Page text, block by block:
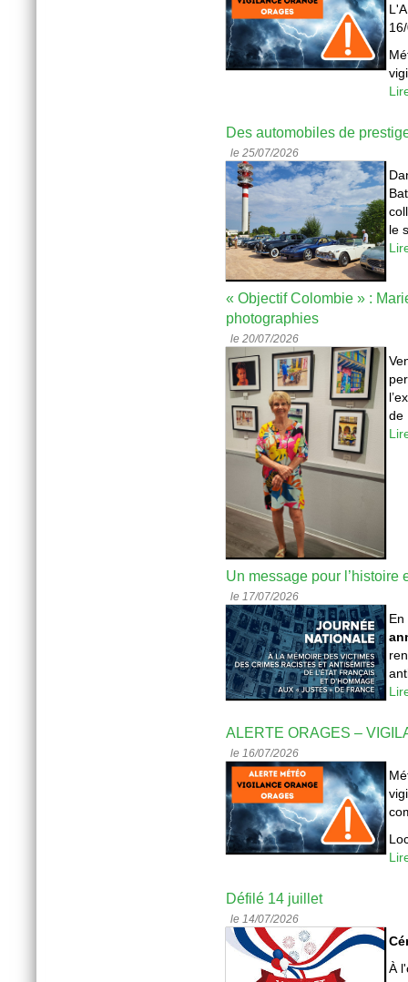
Des automobiles de
le 25/07/2026
le
« Objectif Colombie » :
photographies
le 20/07/2026
de
Un message pour l’histoire
le 17/07/2026
ALERTE ORAGES –
le 16/07/2026
Défilé 14 juillet
le 14/07/2026
À